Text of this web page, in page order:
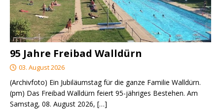
95 Jahre Freibad Walldürn
03. August 2026
(Archivfoto) Ein Jubiläumstag für die ganze Familie Walldürn.
(pm) Das Freibad Walldürn feiert 95-jähriges Bestehen. Am
Samstag, 08. August 2026, […]